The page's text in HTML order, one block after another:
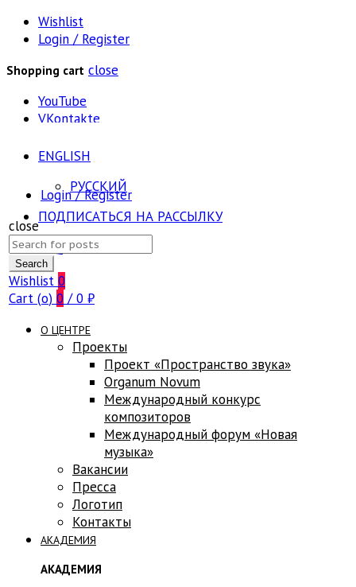
Wishlist
Login / Register
Shopping cart close
YouTube
VKontakte
ENGLISH
РУССКИЙ
ПОДПИСАТЬСЯ НА РАССЫЛКУ
FAQ
Login / Register
close
Search
for:
Search
Wishlist 0
Cart (o) 0 / 0 ₽
О ЦЕНТРЕ
Проекты
Проект «Пространство звука»
Оrganum Novum
Международный конкурс
композиторов
Международный форум «Новая
музыка»
Вакансии
Пресса
Логотип
Контакты
АКАДЕМИЯ
АКАДЕМИЯ